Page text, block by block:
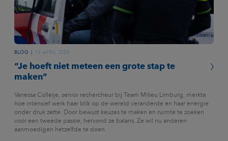
BLOG 16 APRIL 2026
“Je hoeft niet meteen een grote stap te
maken”
Vanessa Colleije, senior rechercheur bij Team Milieu Limburg, merkte
hoe intensief werk haar blik op de wereld veranderde en haar energie
onder druk zette. Door bewust keuzes te maken en ruimte te zoeken
voor een tweede passie, hervond ze balans. Ze wil nu anderen
aanmoedigen hetzelfde te doen.